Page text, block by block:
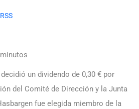
minutos
un dividendo de 0,30 € por
del Comité de Dirección y la Junta
fue elegida miembro de la